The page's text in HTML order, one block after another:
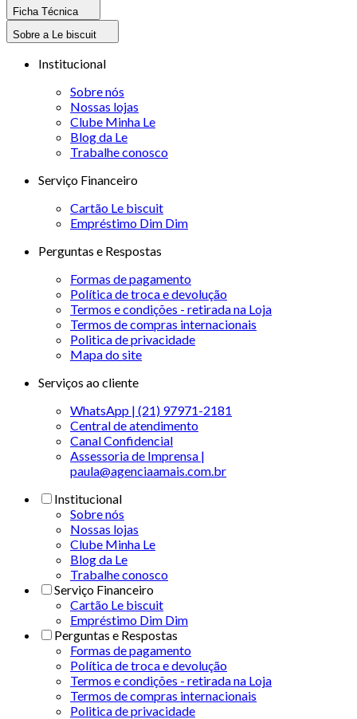
Ficha Técnica
Sobre a Le biscuit
Institucional
Sobre nós
Nossas lojas
Clube Minha Le
Blog da Le
Trabalhe conosco
Serviço Financeiro
Cartão Le biscuit
Empréstimo Dim Dim
Perguntas e Respostas
Formas de pagamento
Política de troca e devolução
Termos e condições - retirada na Loja
Termos de compras internacionais
Politica de privacidade
Mapa do site
Serviços ao cliente
WhatsApp | (21) 97971-2181
Central de atendimento
Canal Confidencial
Assessoria de Imprensa |
paula@agenciaamais.com.br
Institucional
Sobre nós
Nossas lojas
Clube Minha Le
Blog da Le
Trabalhe conosco
Serviço Financeiro
Cartão Le biscuit
Empréstimo Dim Dim
Perguntas e Respostas
Formas de pagamento
Política de troca e devolução
Termos e condições - retirada na Loja
Termos de compras internacionais
Politica de privacidade